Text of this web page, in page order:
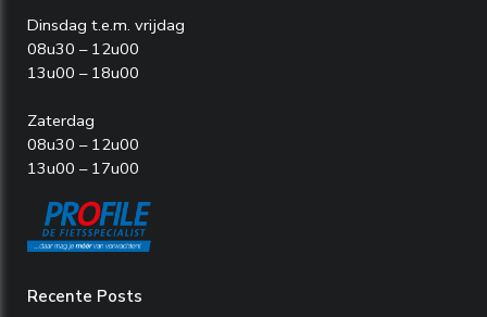
Dinsdag t.e.m. vrijdag
08u30 – 12u00
13u00 – 18u00
Zaterdag
08u30 – 12u00
13u00 – 17u00
Recente Posts